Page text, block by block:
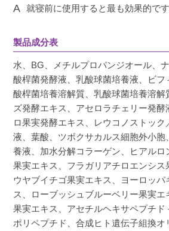
就寝前に使用すると最も効果的です
製品成分表
水、BG、メチルプロパンジオール、
酸桿菌発酵液、乳酸球菌培養液、ビフ
酸桿菌培養溶解質、乳酸球菌培養溶解
ズ発酵エキス、アセロラチェリー発酵
ロ果実発酵エキス、レウコノストッ
液、葉酸、ツボクサカルス細胞外小胞
養液、加水分解コラーゲン、ヒアルロ
果実エキス、フラガリアチロエンシス
ウヤブイチゴ果実エキス、ヨーロッパ
ス、ローブッシュブルーベリー果実エ
果実エキス、アセチルヘキサペプチド
ポリペプチド、合成ヒト遺伝子組換オ